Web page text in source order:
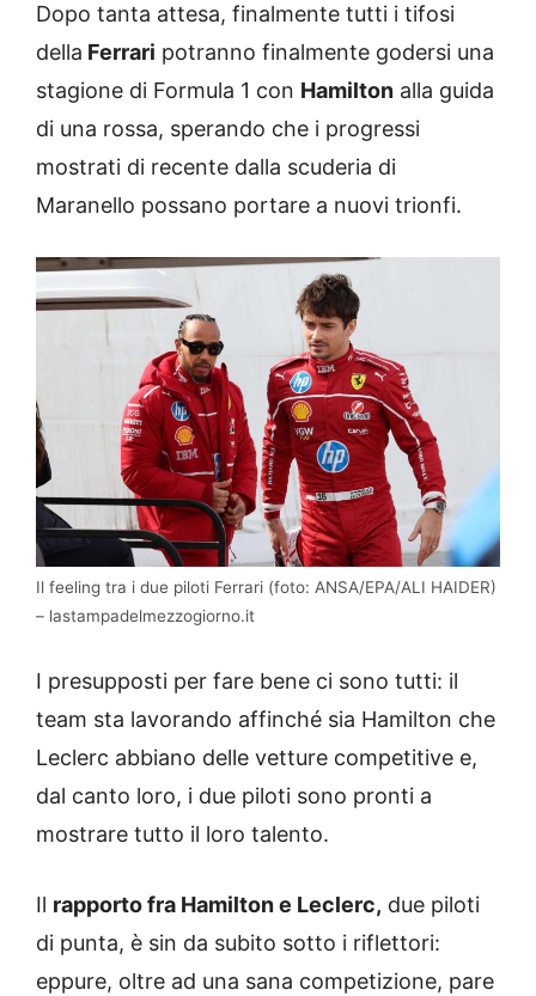
Dopo tanta attesa, finalmente tutti i tifosi
della Ferrari potranno finalmente godersi una
stagione di Formula 1 con Hamilton alla guida
di una rossa, sperando che i progressi
mostrati di recente dalla scuderia di
Maranello possano portare a nuovi trionfi.
Il feeling tra i due piloti Ferrari (foto: ANSA/EPA/ALI HAIDER)
– lastampadelmezzogiorno.it
I presupposti per fare bene ci sono tutti: il
team sta lavorando affinché sia Hamilton che
Leclerc abbiano delle vetture competitive e,
dal canto loro, i due piloti sono pronti a
mostrare tutto il loro talento.
Il rapporto fra Hamilton e Leclerc, due piloti
di punta, è sin da subito sotto i riflettori:
eppure, oltre ad una sana competizione, pare